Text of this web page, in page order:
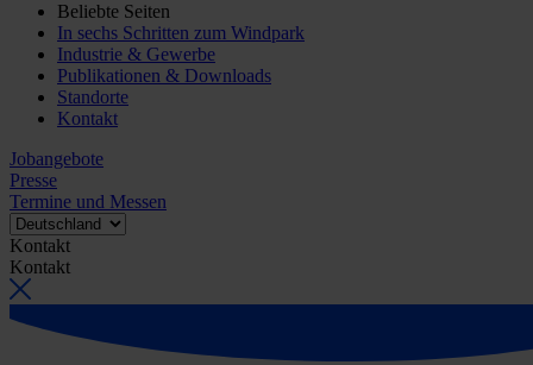
Beliebte Seiten
In sechs Schritten zum Windpark
Industrie & Gewerbe
Publikationen & Downloads
Standorte
Kontakt
Jobangebote
Presse
Termine und Messen
Kontakt
Kontakt